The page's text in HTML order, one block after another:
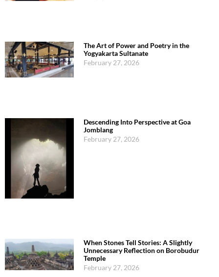
The Art of Power and Poetry in the
Yogyakarta Sultanate
February 27, 2026
Descending Into Perspective at Goa
Jomblang
February 27, 2026
When Stones Tell Stories: A Slightly
Unnecessary Reflection on Borobudur
Temple
February 27, 2026